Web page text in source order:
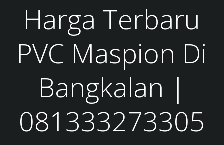
Harga Terbaru
PVC Maspion Di
Bangkalan |
081333273305